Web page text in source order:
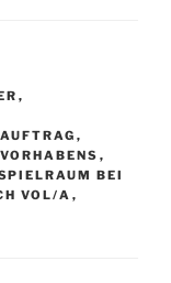
,
,
,
BEI
VOL/A ,